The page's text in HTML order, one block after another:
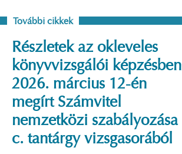
További cikkek
Részletek az okleveles
könyvvizsgálói képzésben
2026. március 12-én
megírt Számvitel
nemzetközi szabályozása
c. tantárgy vizsgasorából